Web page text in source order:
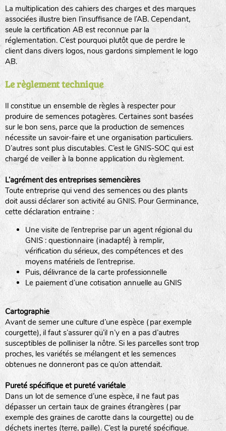
BINGENHEIMER SAATGUT (BGH)
www.bingenheimersaatgut.de
DE BOLSTER (DBO)
www.bolster.nl
GRAINE DEL PAÏS (GDP)
www.grainesdelpais.com
JARDIN EN’VIE (JEV)
LA BOITE A GRAINES (LBAG)
www.laboiteagraines.com
L’AUBEPIN (PDO)
www.aubepin.fr
LE BIAU GERME (LBG)
www.biaugerme.com
SATIVA RHEINAU (SAD)
www.sativa-
rheinau.ch
SEMAILLES (SEM)
www.semaille.com
semence.
1 : Numéro d’ordre du lot
A : Sans calibre.
: Gros
: Moyen calibre
P: Petit calibre
La multiplication des cahiers des charges et des marques
associées illustre bien l’insuffisance de l’AB. Cependant,
seule la certification AB est reconnue par la
réglementation. C’est pourquoi plutôt que de perdre le
client dans divers logos, nous gardons simplement le logo
AB.
Le règlement technique
Il constitue un ensemble de règles à respecter pour
produire de semences potagères. Certaines sont basées
sur le bon sens, parce que la production de semences
nécessite un savoir-faire et une organisation particuliers.
D’autres sont plus discutables. C’est le GNIS-SOC qui est
chargé de veiller à la bonne application du règlement.
L’agrément des entreprises semencières
Toute entreprise qui vend des semences ou des plants
doit aussi déclarer son activité au GNIS. Pour Germinance,
cette déclaration entraine :
Une visite de l’entreprise par un agent régional du
GNIS : questionnaire (inadapté) à remplir,
vérification du sérieux, des compétences et des
moyens matériels de l’entreprise.
Puis, délivrance de la carte professionnelle
Le paiement d’une cotisation annuelle au GNIS
Cartographie
Avant de semer une culture d’une espèce (par exemple
courgette), il faut s’assurer qu’il n’y en a pas d’autres
susceptibles de polliniser la nôtre. Si les parcelles sont trop
proches, les variétés se mélangent et les semences
obtenues ne donneront pas ce qu’on attendait.
Pureté spécifique et pureté variétale
Dans un lot de semence d’une espèce, il ne faut pas
dépasser un certain taux de graines étrangères (par
exemple des graines de carotte dans la courgette) ou de
déchets inertes (terre, paille). C’est la pureté spécifique.
Légumes feuilles
Légumes racines
Plantes aromatiques